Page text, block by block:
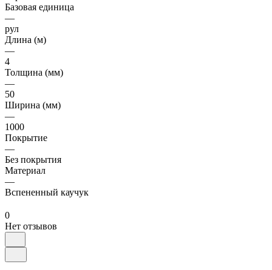
Базовая единица
—
рул
Длина (м)
—
4
Толщина (мм)
—
50
Ширина (мм)
—
1000
Покрытие
—
Без покрытия
Материал
—
Вспененный каучук
0
Нет отзывов